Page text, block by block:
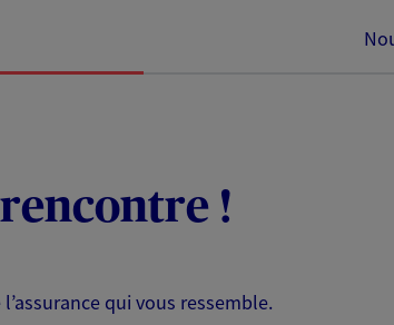
!
qui vous ressemble.